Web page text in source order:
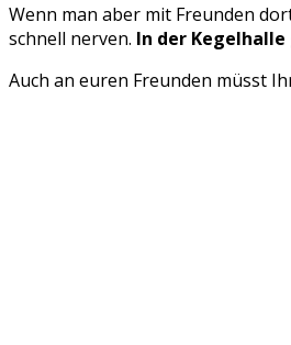
Wenn man aber mit Freunden
schnell nerven. In der
Auch an euren Freunden müsst